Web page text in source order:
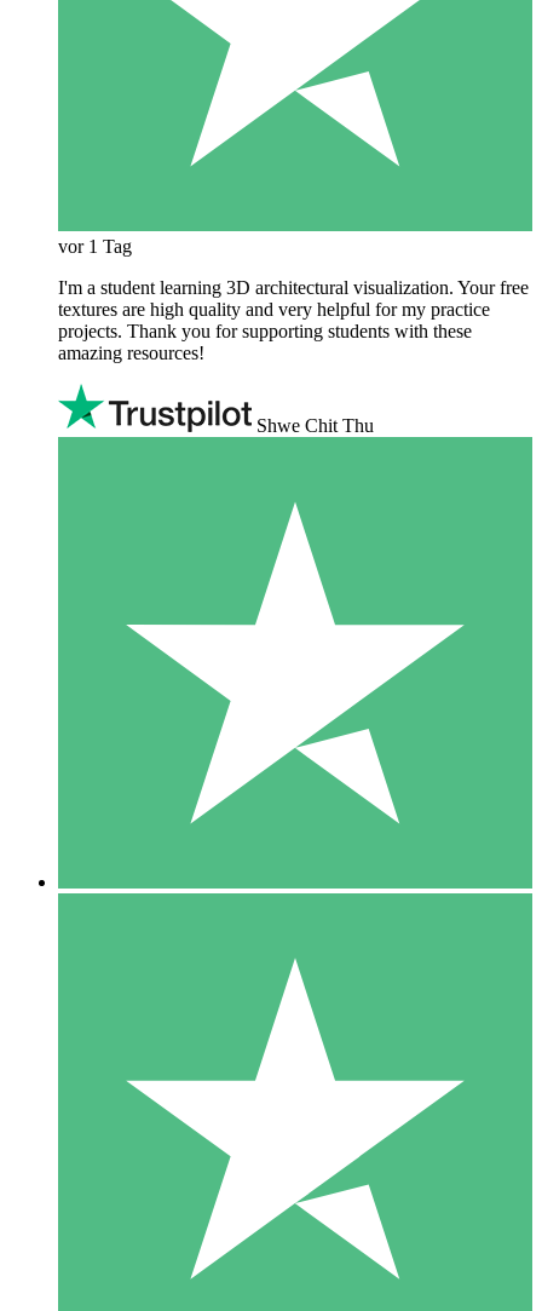
vor 1 Tag
I'm a student learning 3D architectural visualization. Your free
textures are high quality and very helpful for my practice
projects. Thank you for supporting students with these
amazing resources!
Shwe Chit Thu